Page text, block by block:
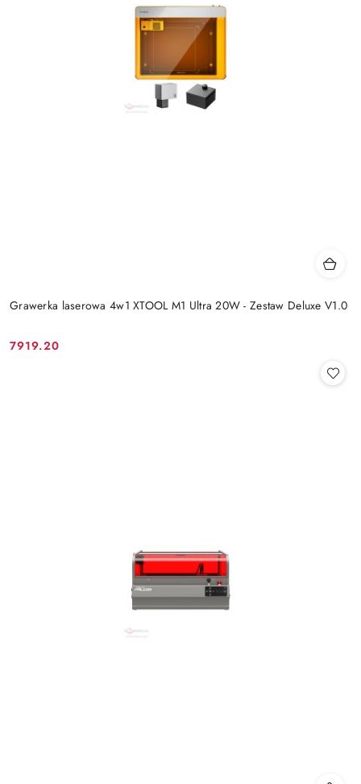
Grawerka laserowa 4w1 XTOOL M1 Ultra 20W - Zestaw Deluxe V1.0
Cena:
7919.20